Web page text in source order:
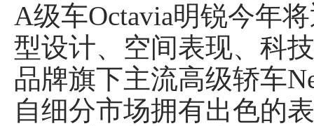
A级车Octavia明锐今年
型设计、空间表现、科
品牌旗下主流高级轿车
自细分市场拥有出色的